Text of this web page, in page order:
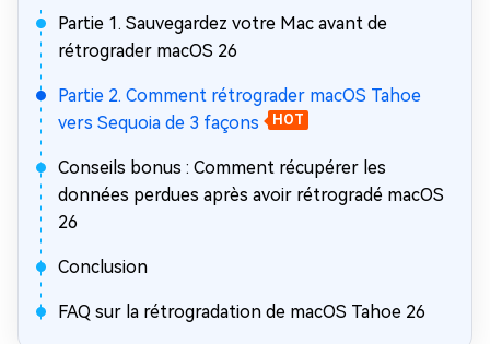
Partie 1. Sauvegardez votre Mac avant de
rétrograder macOS 26
Partie 2. Comment rétrograder macOS Tahoe
vers Sequoia de 3 façons
HOT
Conseils bonus : Comment récupérer les
données perdues après avoir rétrogradé macOS
26
Conclusion
FAQ sur la rétrogradation de macOS Tahoe 26